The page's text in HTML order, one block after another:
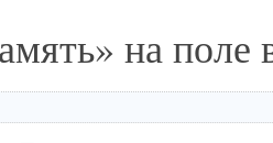
на поле